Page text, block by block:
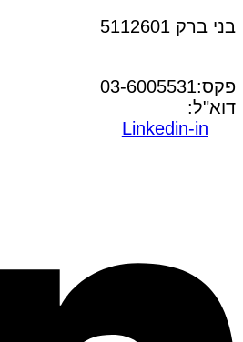
בני ברק 5112601
פקס:03-6005531
דוא"ל:
Linkedin-in